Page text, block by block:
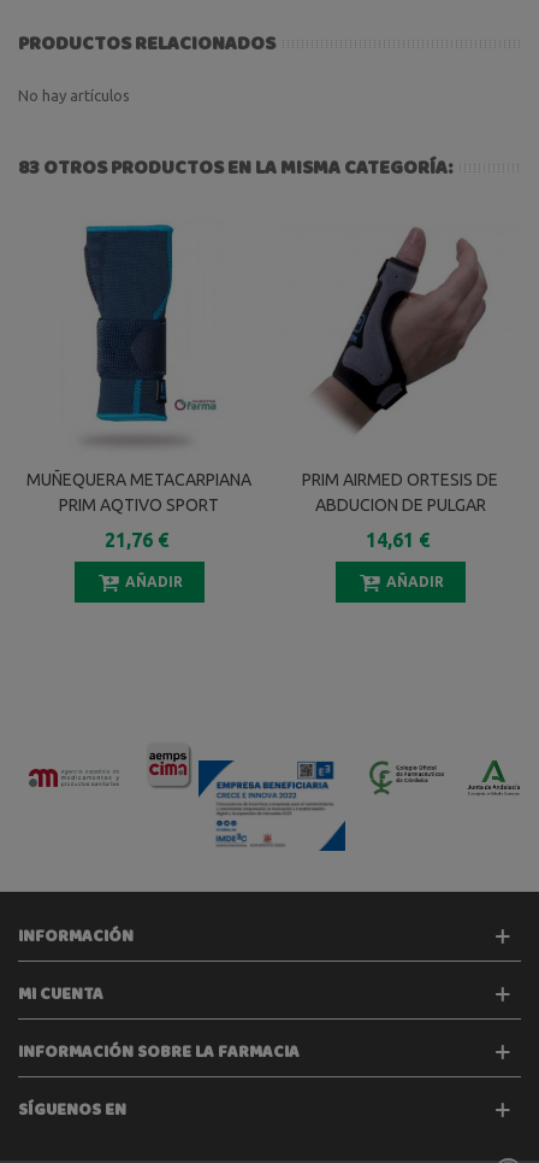
PRODUCTOS RELACIONADOS
No hay artículos
83 OTROS PRODUCTOS EN LA MISMA CATEGORÍA:
MUÑEQUERA METACARPIANA
PRIM AQTIVO SPORT
ELASTICA P704 TALLA L 1
UNIDAD
21,76 €
AÑADIR
PRIM AIRMED ORTESIS DE
ABDUCION DE PULGAR
AM202G TALLA L GRIS
14,61 €
AÑADIR
INFORMACIÓN
MI CUENTA
INFORMACIÓN SOBRE LA FARMACIA
SÍGUENOS EN